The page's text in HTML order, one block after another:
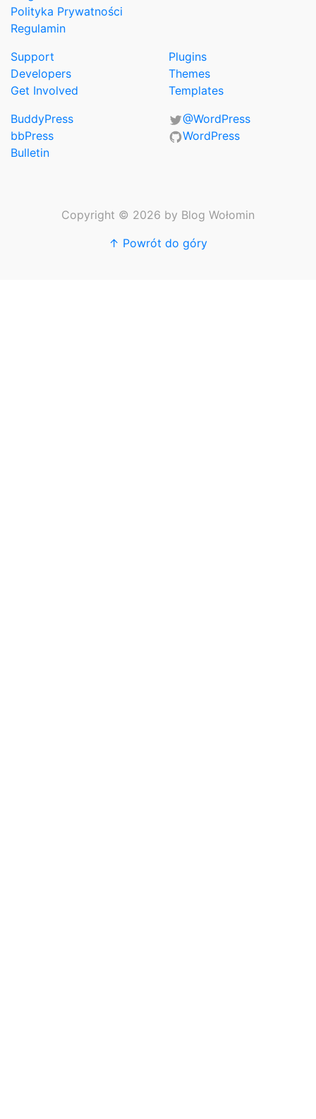
Polityka Prywatności
Regulamin
Support
Developers
Get Involved
Plugins
Themes
Templates
BuddyPress
bbPress
Bulletin
@WordPress
WordPress
Copyright © 2026 by Blog Wołomin
↑ Powrót do góry